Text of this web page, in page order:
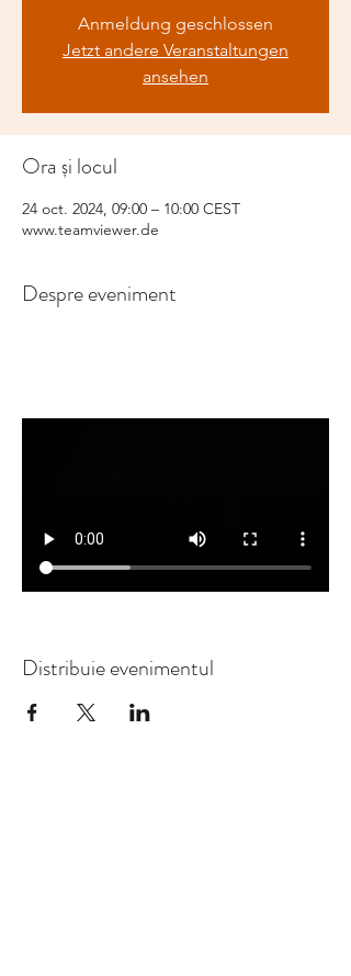
Anmeldung geschlossen
Jetzt andere Veranstaltungen
ansehen
Ora și locul
24 oct. 2024, 09:00 – 10:00 CEST
www.teamviewer.de
Despre eveniment
Distribuie evenimentul